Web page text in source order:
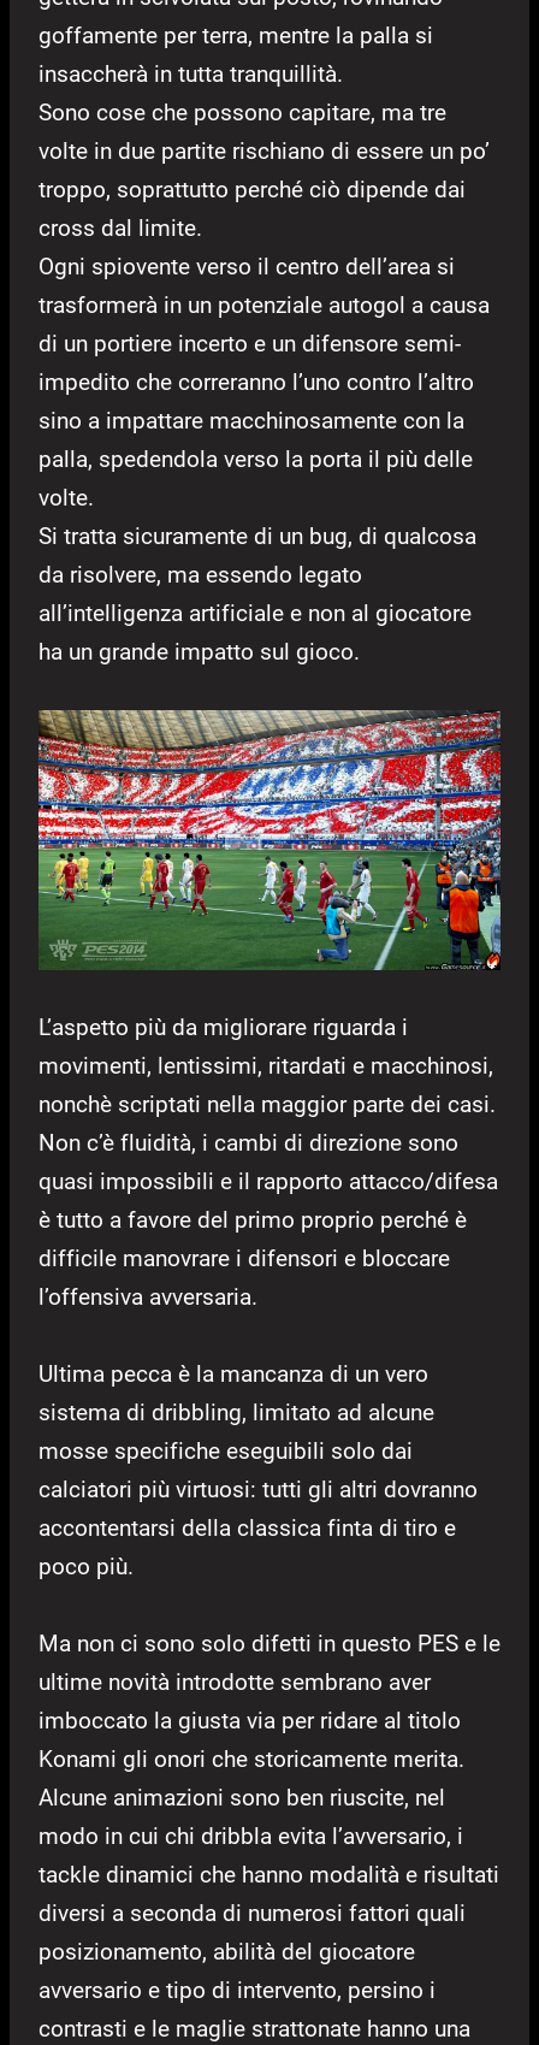
goffamente per terra, mentre la palla si
insaccherà in tutta tranquillità.
Sono cose che possono capitare, ma tre
volte in due partite rischiano di essere un po’
troppo, soprattutto perché ciò dipende dai
cross dal limite.
Ogni spiovente verso il centro dell’area si
trasformerà in un potenziale autogol a causa
di un portiere incerto e un difensore semi-
impedito che correranno l’uno contro l’altro
sino a impattare macchinosamente con la
palla, spedendola verso la porta il più delle
volte.
Si tratta sicuramente di un bug, di qualcosa
da risolvere, ma essendo legato
all’intelligenza artificiale e non al giocatore
ha un grande impatto sul gioco.
L’aspetto più da migliorare riguarda i
movimenti, lentissimi, ritardati e macchinosi,
nonchè scriptati nella maggior parte dei casi.
Non c’è fluidità, i cambi di direzione sono
quasi impossibili e il rapporto attacco/difesa
è tutto a favore del primo proprio perché è
difficile manovrare i difensori e bloccare
l’offensiva avversaria.
Ultima pecca è la mancanza di un vero
sistema di dribbling, limitato ad alcune
mosse specifiche eseguibili solo dai
calciatori più virtuosi: tutti gli altri dovranno
accontentarsi della classica finta di tiro e
poco più.
Ma non ci sono solo difetti in questo PES e le
ultime novità introdotte sembrano aver
imboccato la giusta via per ridare al titolo
Konami gli onori che storicamente merita.
Alcune animazioni sono ben riuscite, nel
modo in cui chi dribbla evita l’avversario, i
tackle dinamici che hanno modalità e risultati
diversi a seconda di numerosi fattori quali
posizionamento, abilità del giocatore
avversario e tipo di intervento, persino i
contrasti e le maglie strattonate hanno una